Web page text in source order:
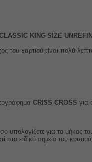
KING SIZE
του χαρτιού είναι πολύ
CRISS CROSS για
υπολογίζετε για το μήκος
στο ειδικό σημείο του κουτιού